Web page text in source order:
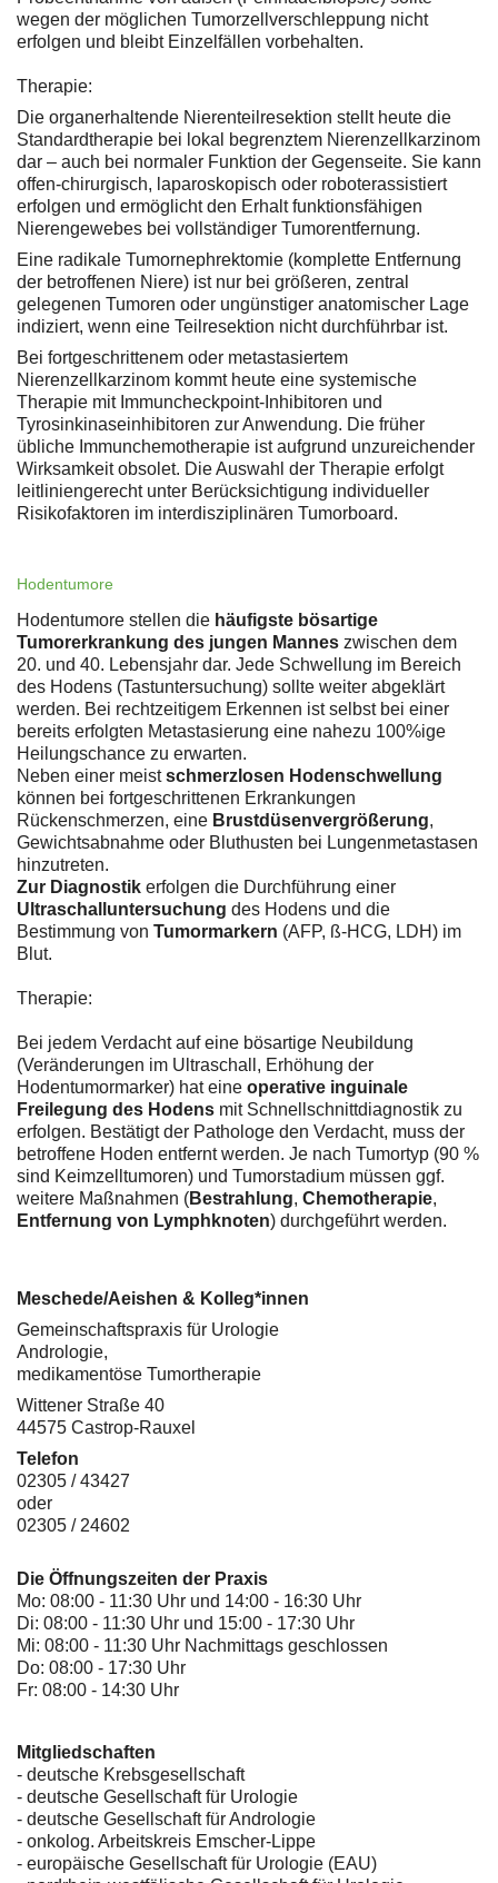
wegen der möglichen Tumorzellverschleppung nicht
erfolgen und bleibt Einzelfällen vorbehalten.
Therapie:
Die organerhaltende Nierenteilresektion stellt heute die
Standardtherapie bei lokal begrenztem Nierenzellkarzinom
dar – auch bei normaler Funktion der Gegenseite. Sie kann
offen-chirurgisch, laparoskopisch oder roboterassistiert
erfolgen und ermöglicht den Erhalt funktionsfähigen
Nierengewebes bei vollständiger Tumorentfernung.
Eine radikale Tumornephrektomie (komplette Entfernung
der betroffenen Niere) ist nur bei größeren, zentral
gelegenen Tumoren oder ungünstiger anatomischer Lage
indiziert, wenn eine Teilresektion nicht durchführbar ist.
Bei fortgeschrittenem oder metastasiertem
Nierenzellkarzinom kommt heute eine systemische
Therapie mit Immuncheckpoint-Inhibitoren und
Tyrosinkinaseinhibitoren zur Anwendung. Die früher
übliche Immunchemotherapie ist aufgrund unzureichender
Wirksamkeit obsolet. Die Auswahl der Therapie erfolgt
leitliniengerecht unter Berücksichtigung individueller
Risikofaktoren im interdisziplinären Tumorboard.
Hodentumore
Hodentumore stellen die häufigste bösartige
Tumorerkrankung des jungen Mannes zwischen dem
20. und 40. Lebensjahr dar. Jede Schwellung im Bereich
des Hodens (Tastuntersuchung) sollte weiter abgeklärt
werden. Bei rechtzeitigem Erkennen ist selbst bei einer
bereits erfolgten Metastasierung eine nahezu 100%ige
Heilungschance zu erwarten.
Neben einer meistschmerzlosen Hodenschwellung
können bei fortgeschrittenen Erkrankungen
Rückenschmerzen, eine Brustdüsenvergrößerung,
Gewichtsabnahme oder Bluthusten bei Lungenmetastasen
hinzutreten.
Zur Diagnostik erfolgen die Durchführung einer
Ultraschalluntersuchung des Hodens und die
Bestimmung von Tumormarkern (AFP, ß-HCG, LDH) im
Blut.
Therapie:
Bei jedem Verdacht auf eine bösartige Neubildung
(Veränderungen im Ultraschall, Erhöhung der
Hodentumormarker) hat eine operative inguinale
Freilegung des Hodens mit Schnellschnittdiagnostik zu
erfolgen. Bestätigt der Pathologe den Verdacht, muss der
betroffene Hoden entfernt werden. Je nach Tumortyp (90 %
sind Keimzelltumoren) und Tumorstadium müssen ggf.
weitere Maßnahmen (Bestrahlung, Chemotherapie,
Entfernung von Lymphknoten) durchgeführt werden.
Meschede/Aeishen & Kolleg*innen
Gemeinschaftspraxis für Urologie
Andrologie,
medikamentöse Tumortherapie
Wittener Straße 40
44575 Castrop-Rauxel
Telefon
02305 / 43427
oder
02305 / 24602
Die Öffnungszeiten der Praxis
Mo: 08:00 - 11:30 Uhr und 14:00 - 16:30 Uhr
Di: 08:00 - 11:30 Uhr und 15:00 - 17:30 Uhr
Mi: 08:00 - 11:30 Uhr Nachmittags geschlossen
Do: 08:00 - 17:30 Uhr
Fr: 08:00 - 14:30 Uhr
Mitgliedschaften
- deutsche Krebsgesellschaft
- deutsche Gesellschaft für Urologie
- deutsche Gesellschaft für Andrologie
- onkolog. Arbeitskreis Emscher-Lippe
- europäische Gesellschaft für Urologie (EAU)